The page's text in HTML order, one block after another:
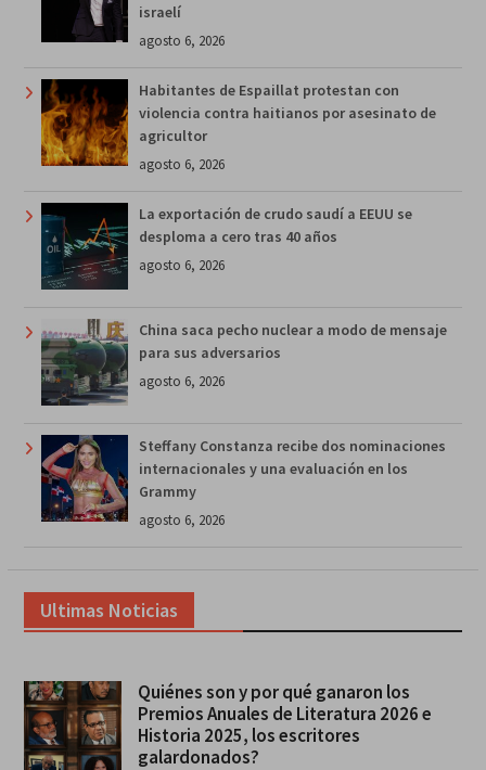
israelí
agosto 6, 2026
Habitantes de Espaillat protestan con
violencia contra haitianos por asesinato de
agricultor
agosto 6, 2026
La exportación de crudo saudí a EEUU se
desploma a cero tras 40 años
agosto 6, 2026
China saca pecho nuclear a modo de mensaje
para sus adversarios
agosto 6, 2026
Steffany Constanza recibe dos nominaciones
internacionales y una evaluación en los
Grammy
agosto 6, 2026
Ultimas Noticias
Quiénes son y por qué ganaron los
Premios Anuales de Literatura 2026 e
Historia 2025, los escritores
galardonados?